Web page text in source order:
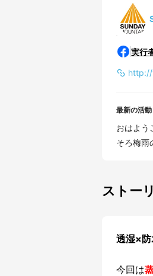
実行
最新の活
おはよう
そろ梅雨
ストー
透湿×
今回は